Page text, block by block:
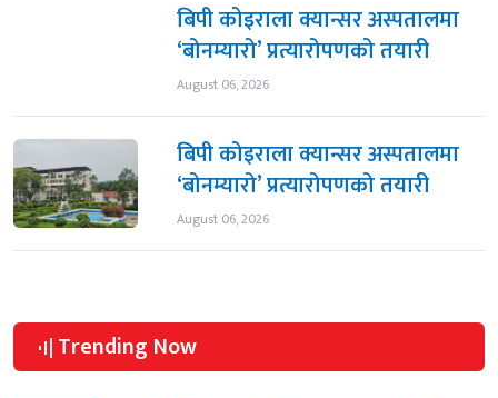
बिपी कोइराला क्यान्सर अस्पतालमा
‘बोनम्यारो’ प्रत्यारोपणको तयारी
August 06, 2026
बिपी कोइराला क्यान्सर अस्पतालमा
‘बोनम्यारो’ प्रत्यारोपणको तयारी
August 06, 2026
Trending Now